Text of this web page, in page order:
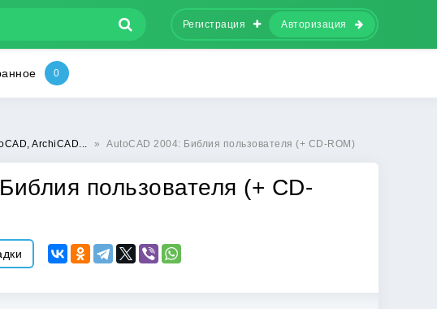
Регистрация Авторизация
ArchiCAD... » AutoCAD 2004: Библия пользователя (+ CD-ROM)
пользователя (+ CD-